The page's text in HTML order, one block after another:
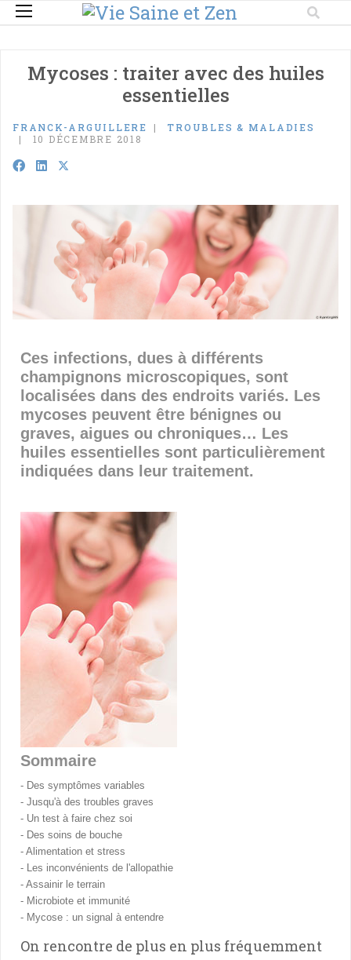
Mycoses : traiter avec des huiles
essentielles
FRANCK-ARGUILLERE
TROUBLES & MALADIES
10 DÉCEMBRE 2018
Ces infections, dues à différents
champignons microscopiques, sont
localisées dans des endroits variés. Les
mycoses peuvent être bénignes ou
graves, aigues ou chroniques… Les
huiles essentielles sont particulièrement
indiquées dans leur traitement.
Sommaire
- Des symptômes variables
- Jusqu'à des troubles graves
- Un test à faire chez soi
- Des soins de bouche
- Alimentation et stress
- Les inconvénients de l'allopathie
- Assainir le terrain
- Microbiote et immunité
- Mycose : un signal à entendre
On rencontre de plus en plus fréquemment